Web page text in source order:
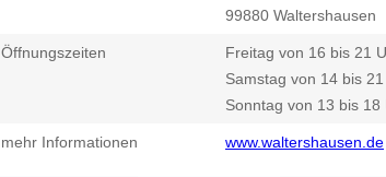
99880 Waltershausen
Öffnungszeiten
Freitag von 16 bis 21
Samstag von 14 bis
Sonntag von 13 bis 18
mehr Informationen www.waltershausen.de